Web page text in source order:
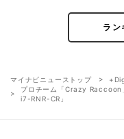
ラン
マイナビニューストップ
プロチーム「Crazy
i7-RNR-CR」